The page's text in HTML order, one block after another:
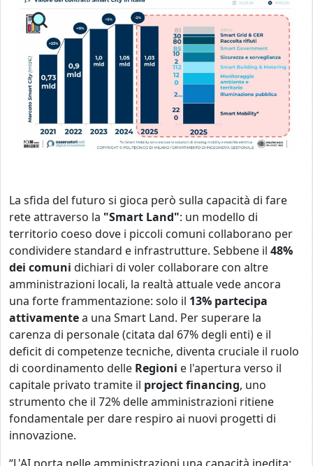
La sfida del futuro si gioca però sulla capacità di fare
rete attraverso la "Smart Land": un modello di
territorio coeso dove i piccoli comuni collaborano per
condividere standard e infrastrutture. Sebbene il 48%
dei comuni dichiari di voler collaborare con altre
amministrazioni locali, la realtà attuale vede ancora
una forte frammentazione: solo il 13% partecipa
attivamentea una Smart Land. Per superare la
carenza di personale (citata dal 67% degli enti) e il
deficit di competenze tecniche, diventa cruciale il ruolo
di coordinamento delle Regioni e l'apertura verso il
capitale privato tramite il project financing, uno
strumento che il 72% delle amministrazioni ritiene
fondamentale per dare respiro ai nuovi progetti di
innovazione.
“L'AI porta nelle amministrazioni una capacità inedita: